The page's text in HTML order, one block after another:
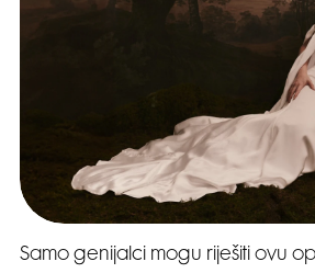
Samo genijalci mogu riješiti ovu